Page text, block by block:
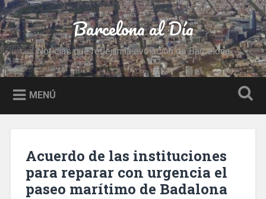
Saltar
al
contenido
Buscar Barcelona al Día
Noticias que reflejan la evolución de Barcelona
MENÚ
Acuerdo de las instituciones
para reparar con urgencia el
paseo marítimo de Badalona